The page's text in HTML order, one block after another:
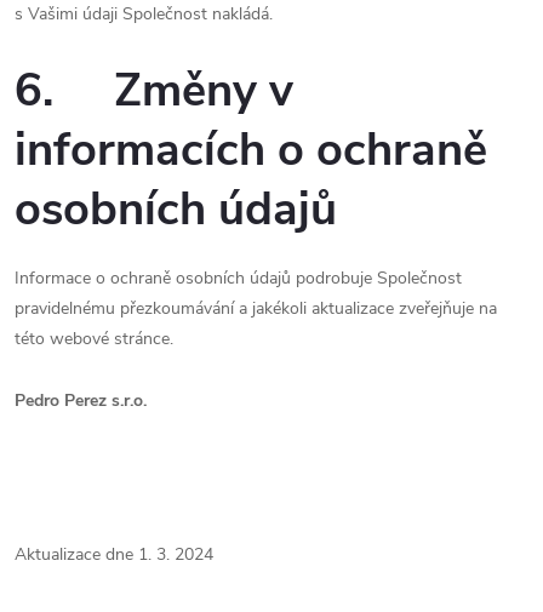
s Vašimi údaji Společnost nakládá.
6. Změny v
informacích o ochraně
osobních údajů
Informace o ochraně osobních údajů podrobuje Společnost
pravidelnému přezkoumávání a jakékoli aktualizace zveřejňuje na
této webové stránce.
Pedro Perez s.r.o.
Aktualizace dne 1. 3. 2024